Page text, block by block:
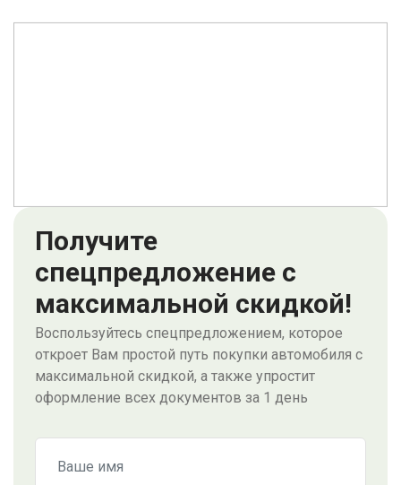
Получите
спецпредложение с
максимальной скидкой!
Воспользуйтесь спецпредложением, которое
откроет Вам простой путь покупки автомобиля с
максимальной скидкой, а также упростит
оформление всех документов за 1 день